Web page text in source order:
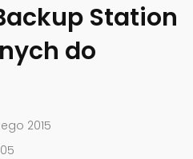
Station
do
2015